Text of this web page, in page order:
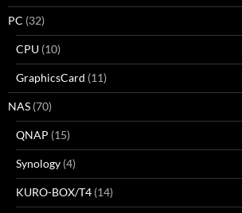
PC (32)
CPU (10)
GraphicsCard (11)
NAS (70)
QNAP (15)
Synology (4)
KURO-BOX/T4 (14)